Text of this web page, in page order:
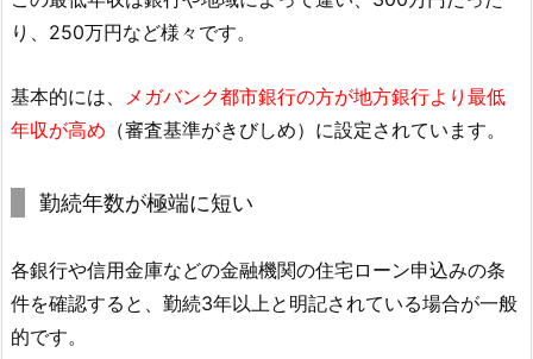
り、250万円など様々です。
基本的には、
メガバンク都市銀行の方が地方銀行より最低
年収が高め （審査基準がきびしめ）に設定されています。
勤続年数が極端に短い
各銀行や信用金庫などの金融機関の住宅ローン申込みの条
件を確認すると、勤続3年以上と明記されている場合が一般
的です。